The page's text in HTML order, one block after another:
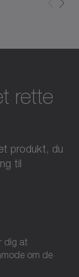
rette
produkt, du
til
dig at
om de